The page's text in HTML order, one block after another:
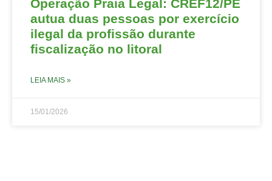
Operação Praia Legal: CREF12/PE
autua duas pessoas por exercício
ilegal da profissão durante
fiscalização no litoral
LEIA MAIS »
15/01/2026